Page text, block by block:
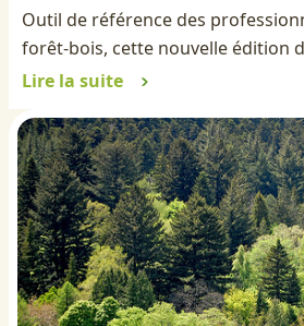
Outil de référence des
forêt-bois, cette nouvelle édition
Lire la suite